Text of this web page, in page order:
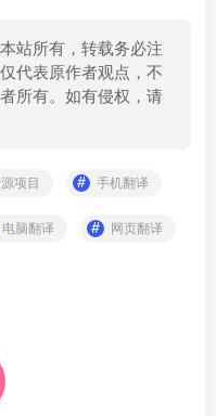
站所有，转载务必注
代表原作者观点，不
所有。如有侵权，请
项目 手机翻译
电脑翻译 网页翻译